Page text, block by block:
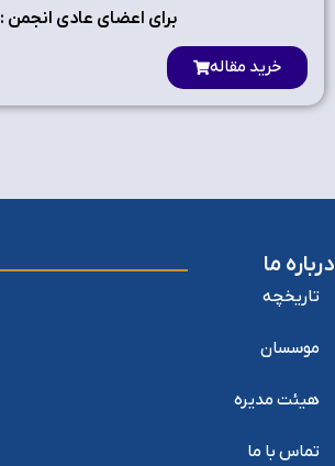
برای اعضای عادی انجمن : ۴٠,٠٠٠ ریال
خرید مقاله
درباره ما
تاریخچه
موسسان
هیئت مدیره
تماس با ما